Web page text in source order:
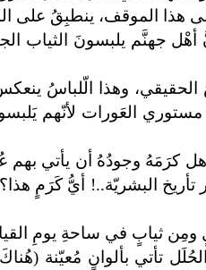
هذا الموقف، ينطبِقُ على
أهْل جهنَّم يلبسونَ الثياب
الحقيقي، وهذا الّلباسُ
مستوري العَورات لأنّهم
وجودُهُ أن يأتي بهم
تأريخ البشريّة..! أيُّ كَرَمٍ
ثيابٍ في ساحةِ يومِ
تأتي بألوانٍ مُعيّنة